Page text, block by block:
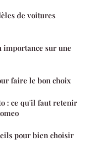
de voitures
importance sur une
faire le bon choix
: ce qu'il faut retenir
pour bien choisir